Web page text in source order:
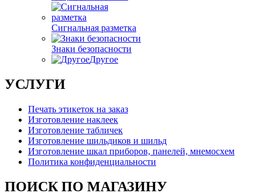
Сигнальная разметка
Знаки безопасности
Другое
УСЛУГИ
Печать этикеток на заказ
Изготовление наклеек
Изготовление табличек
Изготовление шильдиков и шильд
Изготовление шкал приборов, панелей, мнемосхем
Политика конфиденциальности
ПОИСК ПО МАГАЗИНУ